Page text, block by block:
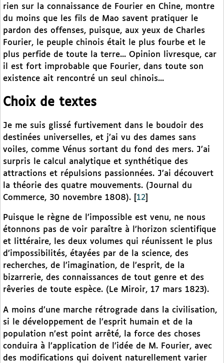
rien sur la connaissance de Fourier en Chine, montre
du moins que les fils de Mao savent pratiquer le
pardon des offenses, puisque, aux yeux de Charles
Fourier, le peuple chinois était le plus fourbe et le
plus perfide de toute la terre... Opinion livresque, car
il est fort improbable que Fourier, dans toute son
existence ait rencontré un seul chinois...
Choix de textes
Je me suis glissé furtivement dans le boudoir des
destinées universelles, et j’ai vu des dames sans
voiles, comme Vénus sortant du fond des mers. J’ai
surpris le calcul analytique et synthétique des
attractions et répulsions passionnées. J’ai découvert
la théorie des quatre mouvements. (Journal du
Commerce, 30 novembre 1808).
12
Puisque le règne de l’impossible est venu, ne nous
étonnons pas de voir paraître à l’horizon scientifique
et littéraire, les deux volumes qui réunissent le plus
d’impossibilités, étayées par de la science, des
recherches, de l’imagination, de l’esprit, de la
bizarrerie, des connaissances de tout genre et des
rêveries de toute espèce. (Le Miroir, 17 mars 1823).
A moins d’une marche rétrograde dans la civilisation,
si le développement de l’esprit humain et de la
population n’est point arrêté, la force des choses
conduira à l’application de l’idée de M. Fourier, avec
des modifications qui doivent naturellement varier